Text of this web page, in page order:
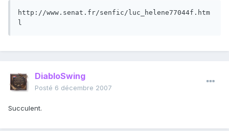
http://www.senat.fr/senfic/luc_helene77044f.htm
l
DiabloSwing
Posté 6 décembre 2007
Succulent.